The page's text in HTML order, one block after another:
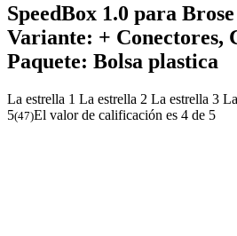
SpeedBox 1.0 para
Variante: + Conectores,
Paquete: Bolsa plastica
La estrella 1 La estrella 2 La estrella 3
5(47)El valor de calificación es 4 de 5